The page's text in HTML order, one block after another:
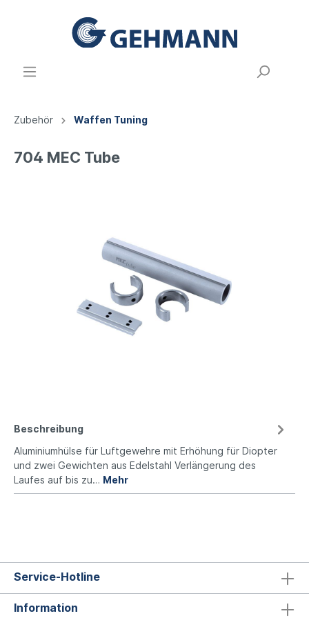
Zubehör Waffen Tuning
704 MEC Tube
Beschreibung
Aluminiumhülse für Luftgewehre mit Erhöhung für Diopter
und zwei Gewichten aus Edelstahl Verlängerung des
Laufes auf bis zu… Mehr
Service-Hotline
Information